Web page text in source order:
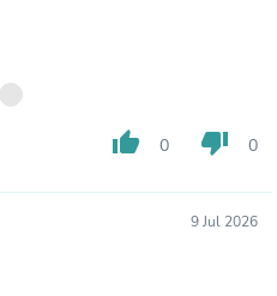
thumb_up 0 thumb_down 0
9 Jul 2026